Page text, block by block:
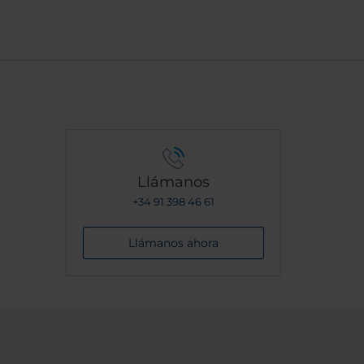
Llámanos
+34 91 398 46 61
Llámanos ahora